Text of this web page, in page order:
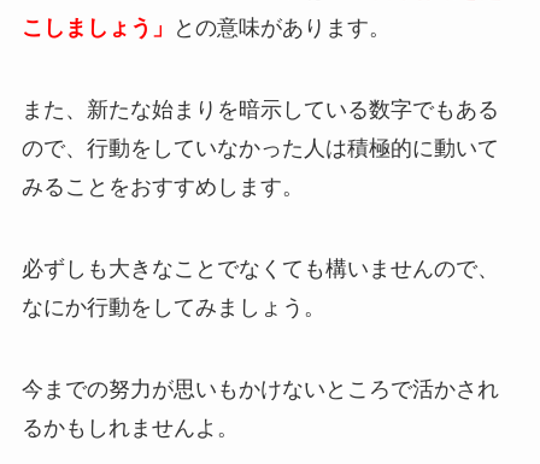
こしましょう」
との意味があります。
また、新たな始まりを暗示している数字でもある
ので、行動をしていなかった人は積極的に動いて
みることをおすすめします。
必ずしも大きなことでなくても構いませんので、
なにか行動をしてみましょう。
今までの努力が思いもかけないところで活かされ
るかもしれませんよ。